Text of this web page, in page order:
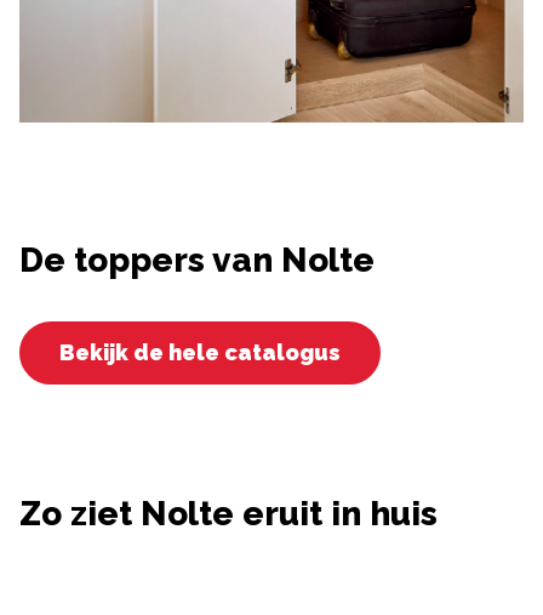
De toppers van Nolte
Bekijk de hele catalogus
Zo ziet Nolte eruit in huis